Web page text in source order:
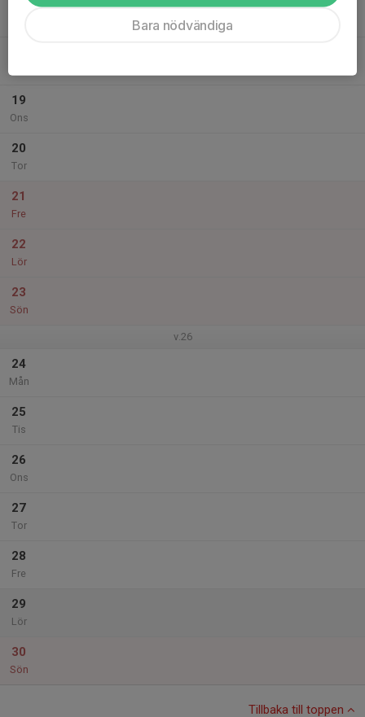
19
Ons
20
Tor
21
Fre
22
Lör
23
Sön
v.26
24
Mån
25
Tis
26
Ons
27
Tor
28
Fre
29
Lör
30
Sön
Tillbaka till toppen
Bara nödvändiga